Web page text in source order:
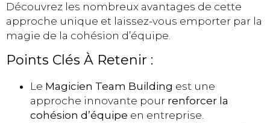
Découvrez les nombreux avantages de cette
approche unique et laissez-vous emporter par la
magie de la cohésion d’équipe.
Points Clés À Retenir :
Le Magicien Team Building est une
approche innovante pour renforcer la
cohésion d’équipe en entreprise.